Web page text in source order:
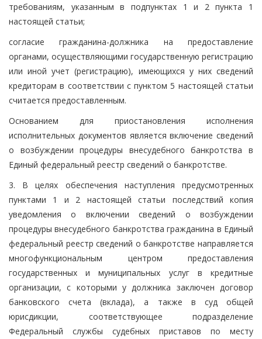
требованиям, указанным в подпунктах 1 и 2 пункта 1
настоящей статьи;
согласие гражданина-должника на предоставление
органами, осуществляющими государственную регистрацию
или иной учет (регистрацию), имеющихся у них сведений
кредиторам в соответствии с пунктом 5 настоящей статьи
считается предоставленным.
Основанием для приостановления исполнения
исполнительных документов является включение сведений
о возбуждении процедуры внесудебного банкротства в
Единый федеральный реестр сведений о банкротстве.
3. В целях обеспечения наступления предусмотренных
пунктами 1 и 2 настоящей статьи последствий копия
уведомления о включении сведений о возбуждении
процедуры внесудебного банкротства гражданина в Единый
федеральный реестр сведений о банкротстве направляется
многофункциональным центром предоставления
государственных и муниципальных услуг в кредитные
организации, с которыми у должника заключен договор
банковского счета (вклада), а также в суд общей
юрисдикции, соответствующее подразделение
Федеральный службы судебных приставов по месту